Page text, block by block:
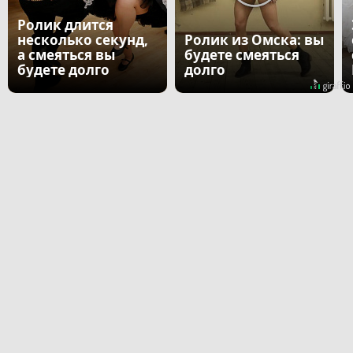
Ролик длится
несколько секунд,
а смеяться вы
будете долго
Ролик из Омска: вы
будете смеяться
долго